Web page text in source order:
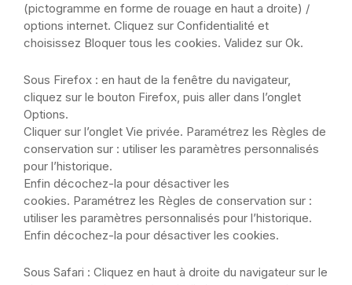
(pictogramme en forme de rouage en haut a droite) /
options internet. Cliquez sur Confidentialité et
choisissez Bloquer tous les cookies. Validez sur Ok.
Sous Firefox : en haut de la fenêtre du navigateur,
cliquez sur le bouton Firefox, puis aller dans l’onglet
Options.
Cliquer sur l’onglet Vie privée. Paramétrez les Règles de
conservation sur : utiliser les paramètres personnalisés
pour l’historique.
Enfin décochez-la pour désactiver les
cookies. Paramétrez les Règles de conservation sur :
utiliser les paramètres personnalisés pour l’historique.
Enfin décochez-la pour désactiver les cookies.
Sous Safari : Cliquez en haut à droite du navigateur sur le